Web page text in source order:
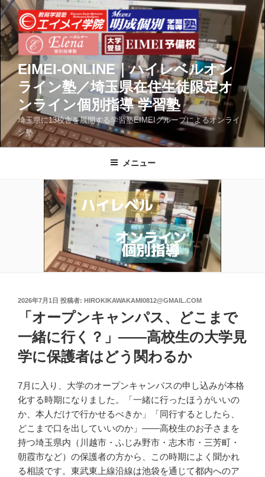
コ
ン
テ
ン
ツ
へ
プ
EIMEI-ONLINE｜ハイレベルオン
ライン塾／埼玉県在住生徒限定オ
ンライン個別指導 学習塾
埼玉県に13校舎を展開する学習塾EIMEIグループによるオンライ
ン塾
メニュー
投
2026年7月1日 投稿者: HIROKIKAWAKAMI0812@GMAIL.COM
「オープンキャンパス、どこまで
一緒に行く？」——高校生の大学見
学に保護者はどう関わるか
7月に入り、大学のオープンキャンパスの申し込みが本格
化する時期になりました。「一緒に行ったほうがいいの
か、本人だけで行かせるべきか」「同行するとしたら、
どこまで口を出していいのか」——高校生のお子さまを
持つ埼玉県内（川越市・ふじみ野市・志木市・三芳町・
朝霞市など）の保護者の方から、この時期によく聞かれ
る相談です。東武東上線沿線は池袋を通じて都内へのア